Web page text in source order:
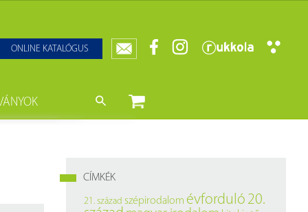
ONLINE KATALÓGUS
CÍMKÉK
21. század szépirodalom évforduló 20.